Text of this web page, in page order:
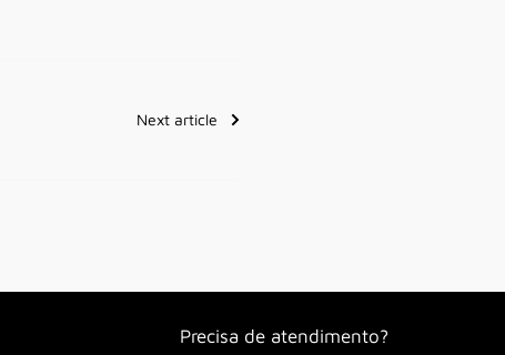
Next article
Precisa de atendimento?